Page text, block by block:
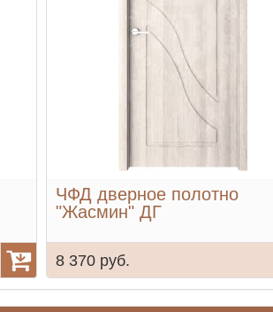
ЧФД дверное полотно
"Жасмин" ДГ
8 370 руб.